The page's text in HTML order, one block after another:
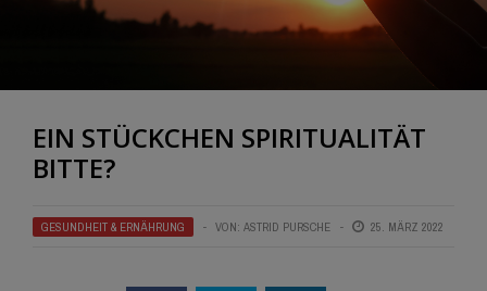
EIN STÜCKCHEN SPIRITUALITÄT
BITTE?
GESUNDHEIT & ERNÄHRUNG VON: ASTRID PURSCHE 25. MÄRZ 2022